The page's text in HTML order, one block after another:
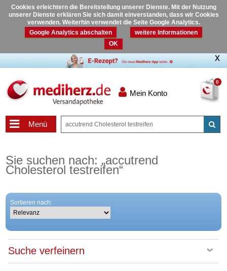
Cookies erleichtern die Bereitstellung unserer Dienste. Mit der Nutzung
unserer Dienste erklären Sie sich damit einverstanden, dass wir Cookies
verwenden. Weiterhin verwendet die Seite Google Analytics.
Google Analytics abschalten
weitere Informationen
OK
0
Mein Konto
Menü
Sie suchen nach: „accutrend
Cholesterol testreifen“
Sortieren nach:
Suche verfeinern